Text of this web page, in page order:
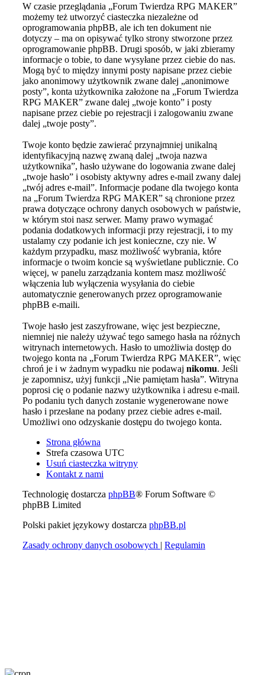
W czasie przeglądania „Forum Twierdza RPG MAKER”
możemy też utworzyć ciasteczka niezależne od
oprogramowania phpBB, ale ich ten dokument nie
dotyczy – ma on opisywać tylko strony stworzone przez
oprogramowanie phpBB. Drugi sposób, w jaki zbieramy
informacje o tobie, to dane wysyłane przez ciebie do nas.
Mogą być to między innymi posty napisane przez ciebie
jako anonimowy użytkownik zwane dalej „anonimowe
posty”, konta użytkownika założone na „Forum Twierdza
RPG MAKER” zwane dalej „twoje konto” i posty
napisane przez ciebie po rejestracji i zalogowaniu zwane
dalej „twoje posty”.
Twoje konto będzie zawierać przynajmniej unikalną
identyfikacyjną nazwę zwaną dalej „twoja nazwa
użytkownika”, hasło używane do logowania zwane dalej
„twoje hasło” i osobisty aktywny adres e-mail zwany dalej
„twój adres e-mail”. Informacje podane dla twojego konta
na „Forum Twierdza RPG MAKER” są chronione przez
prawa dotyczące ochrony danych osobowych w państwie,
w którym stoi nasz serwer. Mamy prawo wymagać
podania dodatkowych informacji przy rejestracji, i to my
ustalamy czy podanie ich jest konieczne, czy nie. W
każdym przypadku, masz możliwość wybrania, które
informacje o twoim koncie są wyświetlane publicznie. Co
więcej, w panelu zarządzania kontem masz możliwość
włączenia lub wyłączenia wysyłania do ciebie
automatycznie generowanych przez oprogramowanie
phpBB e-maili.
Twoje hasło jest zaszyfrowane, więc jest bezpieczne,
niemniej nie należy używać tego samego hasła na różnych
witrynach internetowych. Hasło to umożliwia dostęp do
twojego konta na „Forum Twierdza RPG MAKER”, więc
chroń je i w żadnym wypadku nie podawaj nikomu. Jeśli
je zapomnisz, użyj funkcji „Nie pamiętam hasła”. Witryna
poprosi cię o podanie nazwy użytkownika i adresu e-mail.
Po podaniu tych danych zostanie wygenerowane nowe
hasło i przesłane na podany przez ciebie adres e-mail.
Umożliwi ono odzyskanie dostępu do twojego konta.
Strona główna
Strefa czasowa UTC
Usuń ciasteczka witryny
Kontakt z nami
Technologię dostarcza phpBB® Forum Software ©
phpBB Limited
Polski pakiet językowy dostarcza phpBB.pl
Zasady ochrony danych osobowych | Regulamin